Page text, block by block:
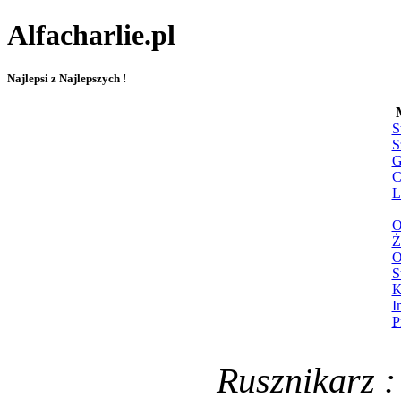
Alfacharlie.pl
Najlepsi z Najlepszych !
Rusznikarz :